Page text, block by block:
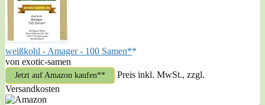
weißkohl - Amager - 100 Samen*
von exotic-samen
Jetzt auf Amazon kaufen*
Preis inkl. MwSt., zzgl.
Versandkosten